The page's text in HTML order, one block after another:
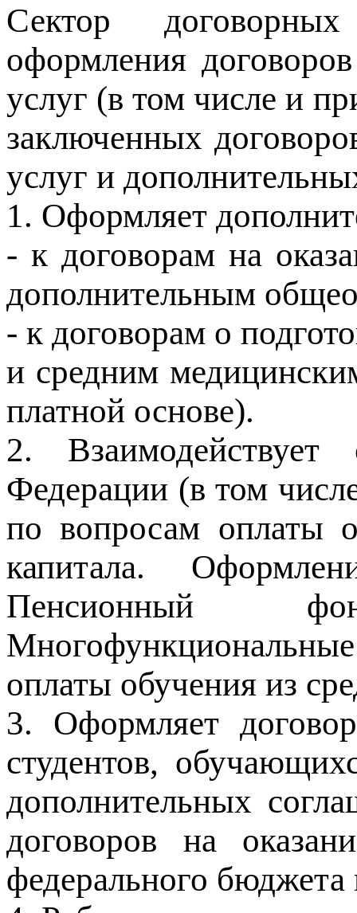
Сектор
оформления
услуг (в том числе и
заключенных
услуг и
1. Оформляет
- к договорам на
дополнительным
- к договорам о
и средним
платной основе).
2.
Федерации (в том
по вопросам оплаты
капитала.
Пенсионный
оплаты обучения из
3. Оформляет
студентов,
дополнительных
договоров на
федерального